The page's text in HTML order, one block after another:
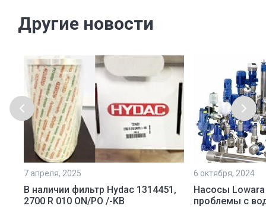
Другие новости
7 апреля, 2025
В наличии фильтр Hydac 1314451,
2700 R 010 ON/PO /-KB
6 октября, 2024
Насосы
проблемы с